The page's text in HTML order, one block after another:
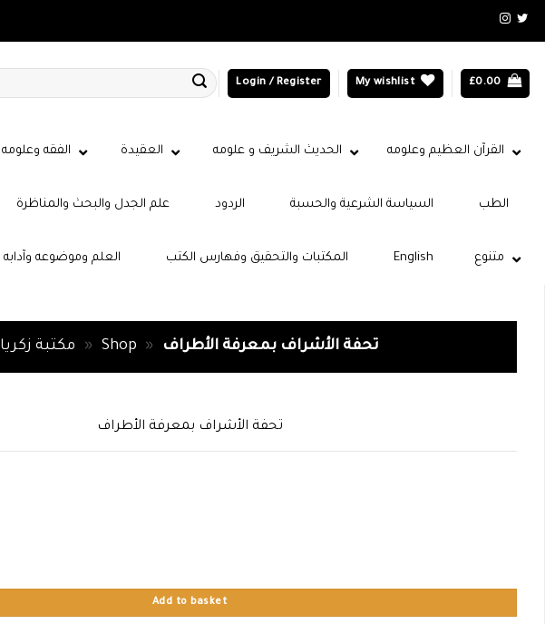
Login / Register My wishlist £0.00
القرآن العظيم وعلومه الحديث الشريف و علومه العقيدة الفقه وعلومه
علم الجدل والبحث والمناظرة الردود السياسة الشرعية والحسبة الطب
العلم وموضوعه وآدابه المكتبات والتحقيق وفهارس الكتب متنوع English
مكتبة زكريا » Shop » تحفة الأشراف بمعرفة الأطراف
تحفة الأشراف بمعرفة الأطراف
Add to basket